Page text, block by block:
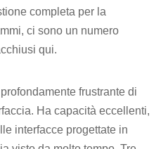
completa per la
ci sono un numero
qui.
frustrante di
Ha capacità eccellenti,
interfacce progettate in